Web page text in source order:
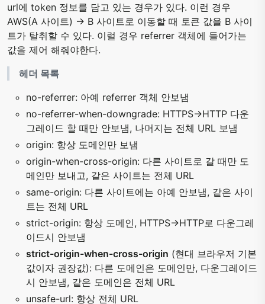
url에 token 정보를 담고 있는 경우가 있다. 이런 경우
AWS(A 사이트) -> B 사이트로 이동할 때 토큰 값을 B 사이
트가 탈취할 수 있다. 이럴 경우 referrer 객체에 들어가는
값을 제어 해줘야한다.
헤더 목록
no-referrer: 아예 referrer 객체 안보냄
no-referrer-when-downgrade: HTTPS->HTTP 다운
그레이드 할 때만 안보냄, 나머지는 전체 URL 보냄
origin: 항상 도메인만 보냄
origin-when-cross-origin: 다른 사이트로 갈 때만 도
메인만 보내고, 같은 사이트는 전체 URL
same-origin: 다른 사이트에는 아예 안보냄, 같은 사이
트는 전체 URL
strict-origin: 항상 도메인, HTTPS->HTTP로 다운그레
이드시 안보냄
strict-origin-when-cross-origin (현대 브라우저 기본
값이자 권장값): 다른 도메인은 도메인만, 다운그레이드
시 안보냄, 같은 도메인은 전체 URL
unsafe-url: 항상 전체 URL